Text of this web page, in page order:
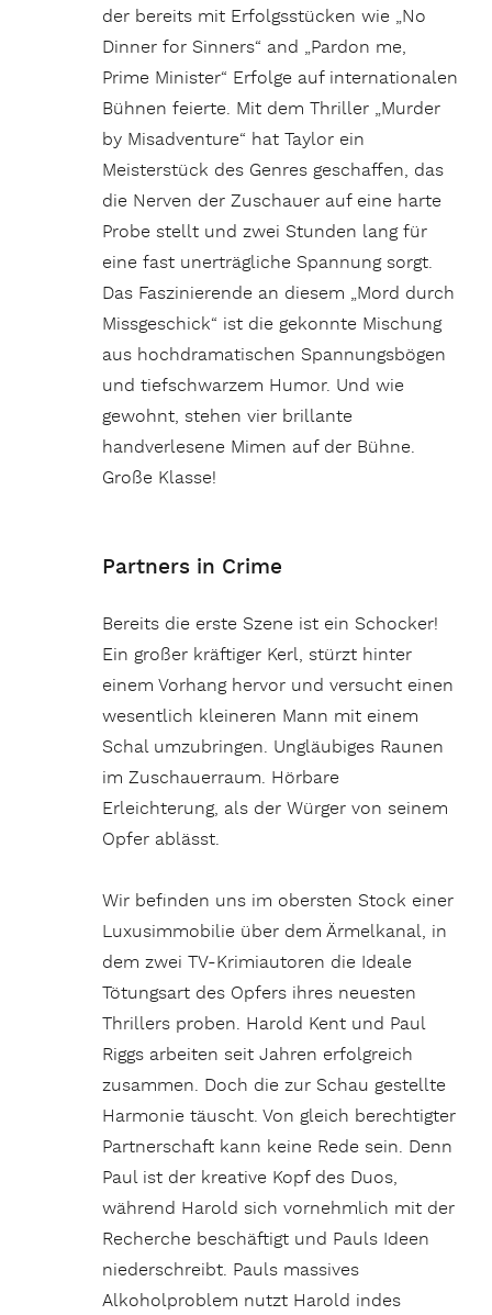
der bereits mit Erfolgsstücken wie „No
Dinner for Sinners“ and „Pardon me,
Prime Minister“ Erfolge auf internationalen
Bühnen feierte. Mit dem Thriller „Murder
by Misadventure“ hat Taylor ein
Meisterstück des Genres geschaffen, das
die Nerven der Zuschauer auf eine harte
Probe stellt und zwei Stunden lang für
eine fast unerträgliche Spannung sorgt.
Das Faszinierende an diesem „Mord durch
Missgeschick“ ist die gekonnte Mischung
aus hochdramatischen Spannungsbögen
und tiefschwarzem Humor. Und wie
gewohnt, stehen vier brillante
handverlesene Mimen auf der Bühne.
Große Klasse!
Partners in Crime
Bereits die erste Szene ist ein Schocker!
Ein großer kräftiger Kerl, stürzt hinter
einem Vorhang hervor und versucht einen
wesentlich kleineren Mann mit einem
Schal umzubringen. Ungläubiges Raunen
im Zuschauerraum. Hörbare
Erleichterung, als der Würger von seinem
Opfer ablässt.
Wir befinden uns im obersten Stock einer
Luxusimmobilie über dem Ärmelkanal, in
dem zwei TV-Krimiautoren die Ideale
Tötungsart des Opfers ihres neuesten
Thrillers proben. Harold Kent und Paul
Riggs arbeiten seit Jahren erfolgreich
zusammen. Doch die zur Schau gestellte
Harmonie täuscht. Von gleich berechtigter
Partnerschaft kann keine Rede sein. Denn
Paul ist der kreative Kopf des Duos,
während Harold sich vornehmlich mit der
Recherche beschäftigt und Pauls Ideen
niederschreibt. Pauls massives
Alkoholproblem nutzt Harold indes